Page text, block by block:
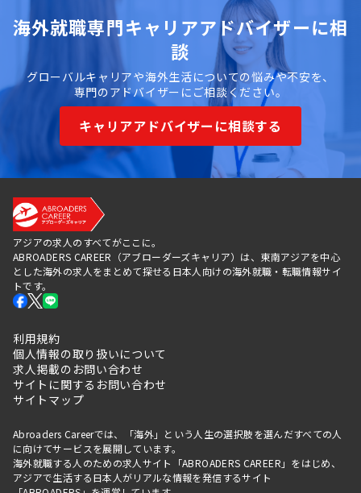
海外就職専門キャリアアドバイザーに相
談
グローバルキャリアや海外生活についての悩みや不安を、
専門のアドバイザーにご相談ください。
キャリアアドバイザーに相談する
アジアの求人のすべてがここに。
ABROADERS CAREER（アブローダーズキャリア）は、東南アジアを中心
とした海外の求人をまとめて探せる日本人向けの海外就職・転職情報サイ
トです。
利用規約
個人情報の取り扱いについて
求人掲載のお問い合わせ
サイトに関するお問い合わせ
サイトマップ
Abroaders Careerでは、「海外」という人生の選択肢を選んだすべての人
に向けてサービスを展開しています。
海外就職する人のための求人サイト「ABROADERS CAREER」をはじめ、
アジアで生活する日本人がリアルな情報を発信するサイト